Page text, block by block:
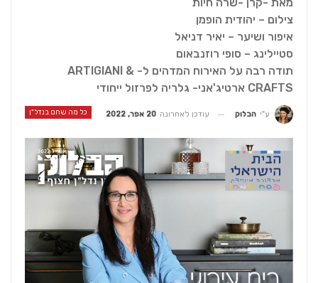
צילום – יהודית הופמן
איפור ושיער – יאיר דניאל
סטיילינג – סופי רוזנבאום
תודה רבה על האירוח המדהים ל- ARTIGIANI &
CRAFTS ארטיג'אני- גלריה לפרזול ייחודי
כל מה שחם בנדל"ן ע"י הבלוק עודכן לאחרונה 20 אפר, 2022